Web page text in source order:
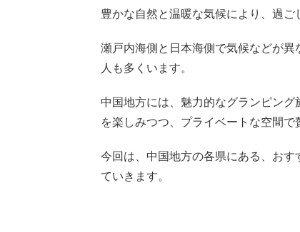
豊かな自然と温暖な気候により、過ご
瀬戸内海側と日本海側で気候などが
人も多くいます。
中国地方には、魅力的なグランピン
を楽しみつつ、プライベートな空間
今回は、中国地方の各県にある、お
ていきます。